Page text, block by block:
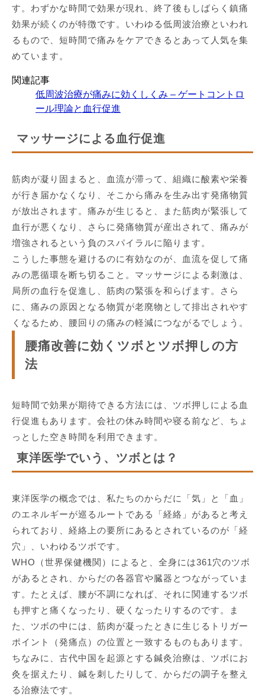
す。わずかな時間で効果が現れ、終了後もしばらく鎮痛
効果が続くのが特徴です。いわゆる低周波治療といわれ
るもので、短時間で痛みをケアできるとあって人気を集
めています。
関連記事
低周波治療が痛みに効くしくみ – ゲートコントロ
ール理論と血行促進
マッサージによる血行促進
筋肉が凝り固まると、血流が滞って、組織に酸素や栄養
が行き届かなくなり、そこから痛みを生み出す発痛物質
が放出されます。痛みが生じると、また筋肉が緊張して
血行が悪くなり、さらに発痛物質が産出されて、痛みが
増強されるという負のスパイラルに陥ります。
こうした事態を避けるのに有効なのが、血流を促して痛
みの悪循環を断ち切ること。マッサージによる刺激は、
局所の血行を促進し、筋肉の緊張を和らげます。さら
に、痛みの原因となる物質が老廃物として排出されやす
くなるため、腰回りの痛みの軽減につながるでしょう。
腰痛改善に効くツボとツボ押しの方
法
短時間で効果が期待できる方法には、ツボ押しによる血
行促進もあります。会社の休み時間や寝る前など、ちょ
っとした空き時間を利用できます。
東洋医学でいう、ツボとは？
東洋医学の概念では、私たちのからだに「気」と「血」
のエネルギーが巡るルートである「経絡」があると考え
られており、経絡上の要所にあるとされているのが「経
穴」、いわゆるツボです。
WHO（世界保健機関）によると、全身には361穴のツボ
があるとされ、からだの各器官や臓器とつながっていま
す。たとえば、腰が不調になれば、それに関連するツボ
も押すと痛くなったり、硬くなったりするのです。ま
た、ツボの中には、筋肉が凝ったときに生じるトリガー
ポイント（発痛点）の位置と一致するものもあります。
ちなみに、古代中国を起源とする鍼灸治療は、ツボにお
灸を据えたり、鍼を刺したりして、からだの調子を整え
る治療法です。